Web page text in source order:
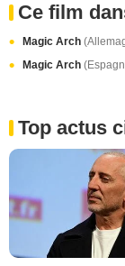
Ce film
Magic Arch
Magic Arch
Top actus